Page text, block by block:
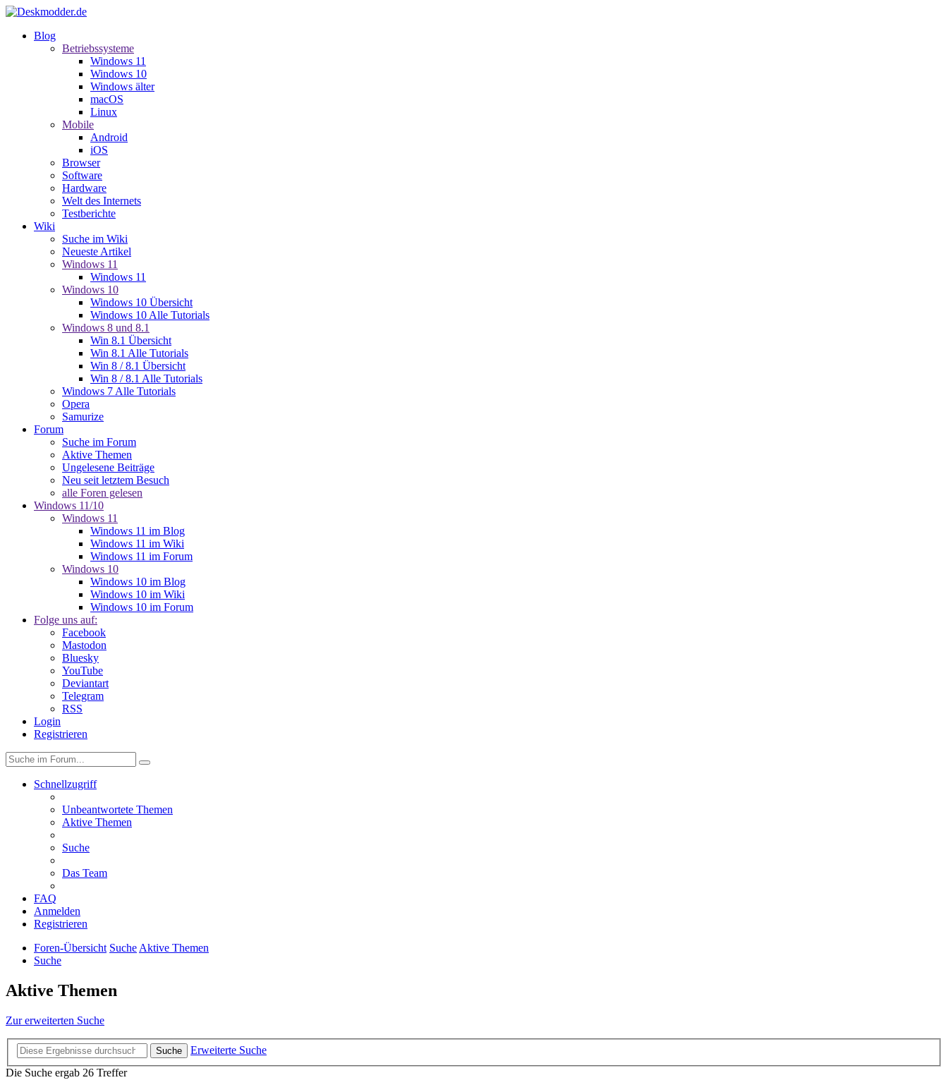
Blog
Betriebssysteme
Windows 11
Windows 10
Windows älter
macOS
Linux
Mobile
Android
iOS
Browser
Software
Hardware
Welt des Internets
Testberichte
Wiki
Suche im Wiki
Neueste Artikel
Windows 11
Windows 11
Windows 10
Windows 10 Übersicht
Windows 10 Alle Tutorials
Windows 8 und 8.1
Win 8.1 Übersicht
Win 8.1 Alle Tutorials
Win 8 / 8.1 Übersicht
Win 8 / 8.1 Alle Tutorials
Windows 7 Alle Tutorials
Opera
Samurize
Forum
Suche im Forum
Aktive Themen
Ungelesene Beiträge
Neu seit letztem Besuch
alle Foren gelesen
Windows 11/10
Windows 11
Windows 11 im Blog
Windows 11 im Wiki
Windows 11 im Forum
Windows 10
Windows 10 im Blog
Windows 10 im Wiki
Windows 10 im Forum
Folge uns auf:
Facebook
Mastodon
Bluesky
YouTube
Deviantart
Telegram
RSS
Login
Registrieren
Schnellzugriff
Unbeantwortete Themen
Aktive Themen
Suche
Das Team
FAQ
Anmelden
Registrieren
Foren-Übersicht Suche Aktive Themen
Suche
Aktive Themen
Zur erweiterten Suche
Suche
Erweiterte Suche
Die Suche ergab 26 Treffer